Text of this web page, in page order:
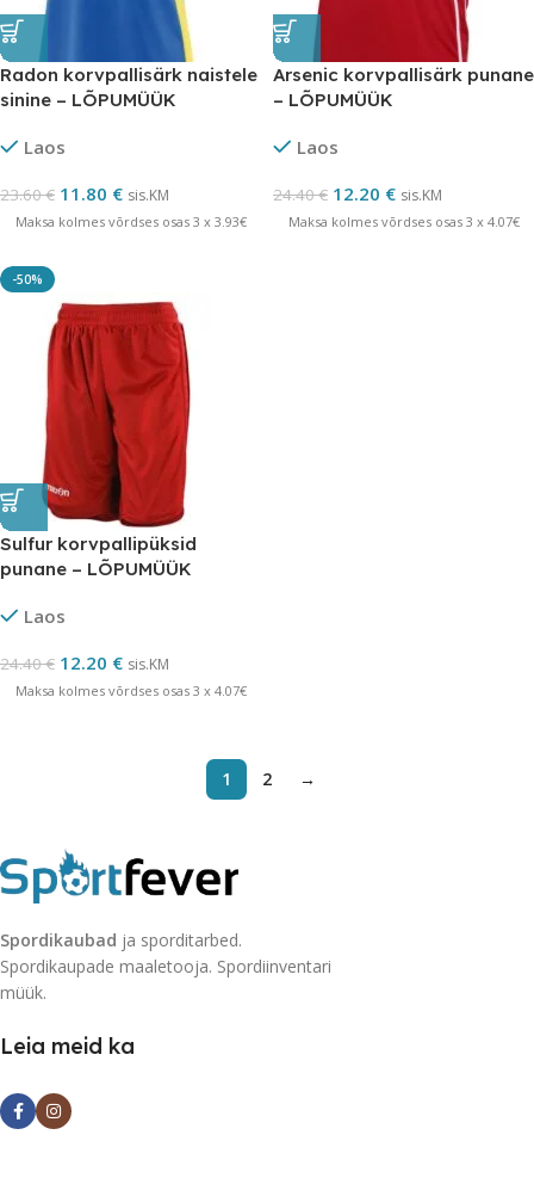
Radon korvpallisärk naistele
sinine – LÕPUMÜÜK
Laos
23.60€ 11.80 € sis.KM
Maksa kolmes võrdses osas 3 x 3.93€
Arsenic korvpallisärk punane
– LÕPUMÜÜK
Laos
24.40€ 12.20 € sis.KM
Maksa kolmes võrdses osas 3 x 4.07€
-50%
Sulfur korvpallipüksid
punane – LÕPUMÜÜK
Laos
24.40€ 12.20 € sis.KM
Maksa kolmes võrdses osas 3 x 4.07€
1 2 →
Spordikaubad ja sporditarbed.
Spordikaupade maaletooja. Spordiinventari
müük.
Leia meid ka